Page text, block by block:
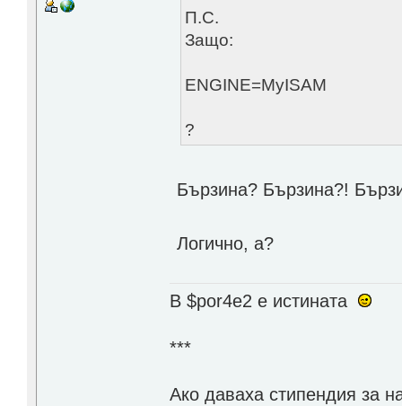
П.С.
Защо:
ENGINE=MyISAM
?
Бързина? Бързина?!
Логично, а?
В $por4e2 e истината
***
Aко даваха стипендия за